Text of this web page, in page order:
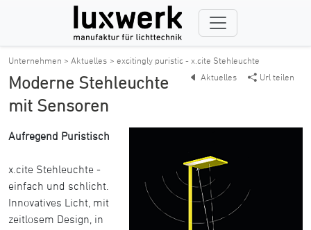
Unternehmen > Aktuelles > excitingly puristic - x.cite Stehleuchte
Url teilen
Aktuelles
Moderne Stehleuchte
mit Sensoren
Aufregend Puristisch
x.cite Stehleuchte -
einfach und schlicht.
Innovatives Licht, mit
zeitlosem Design, in